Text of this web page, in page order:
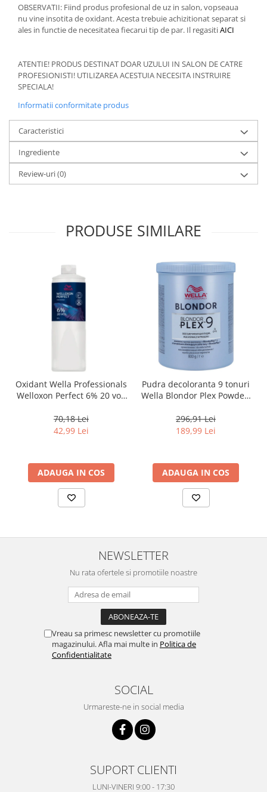
OBSERVATII: Fiind produs profesional de uz in salon, vopseaua
nu vine insotita de oxidant. Acesta trebuie achizitionat separat si
ales in functie de necesitatea fiecarui tip de par. Il regasitiAICI
ATENTIE! PRODUS DESTINAT DOAR UZULUI IN SALON DE CATRE
PROFESIONISTI! UTILIZAREA ACESTUIA NECESITA INSTRUIRE
SPECIALA!
Informatii conformitate produs
Caracteristici
Ingrediente
Review-uri(0)
PRODUSE SIMILARE
Oxidant Wella Professionals
Welloxon Perfect 6% 20 vol,
70,18 Lei
42,99 Lei
ADAUGA IN COS
Pudra decoloranta 9 tonuri
Wella Blondor Plex Powder,
296,91 Lei
189,99 Lei
ADAUGA IN COS
NEWSLETTER
Nu rata ofertele si promotiile noastre
Vreau sa primesc newsletter cu promotiile
magazinului. Afla mai multe in Politica de
Confidentialitate
SOCIAL
Urmareste-ne in social media
SUPORT CLIENTI
LUNI-VINERI 9:00 - 17:30